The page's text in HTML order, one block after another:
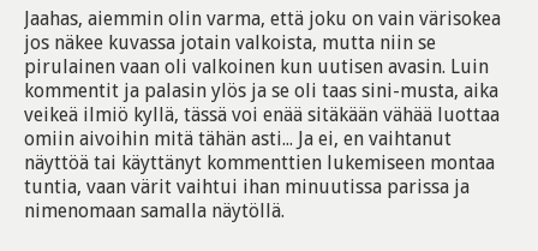
Jaahas, aiemmin olin varma, että joku on vain värisokea
jos näkee kuvassa jotain valkoista, mutta niin se
pirulainen vaan oli valkoinen kun uutisen avasin. Luin
kommentit ja palasin ylös ja se oli taas sini-musta, aika
veikeä ilmiö kyllä, tässä voi enää sitäkään vähää luottaa
omiin aivoihin mitä tähän asti... Ja ei, en vaihtanut
näyttöä tai käyttänyt kommenttien lukemiseen montaa
tuntia, vaan värit vaihtui ihan minuutissa parissa ja
nimenomaan samalla näytöllä.